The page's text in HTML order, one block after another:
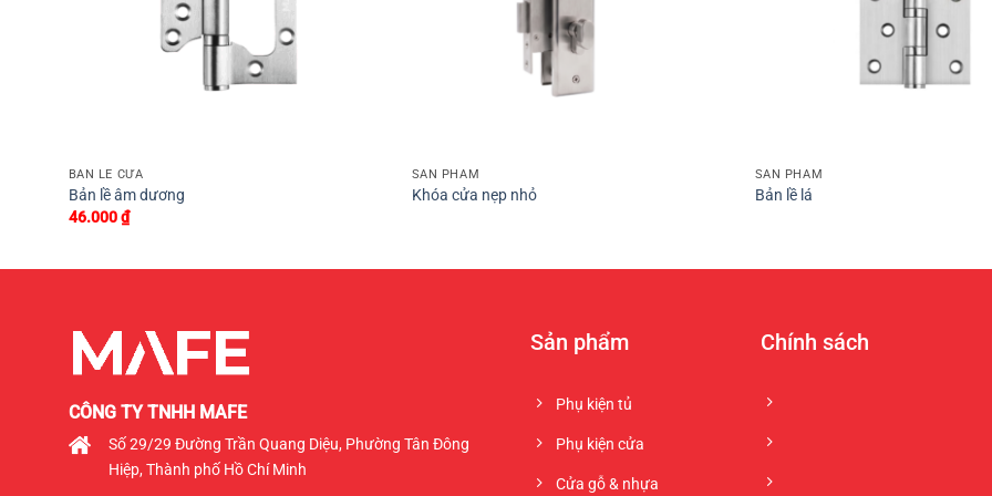
BẢN LỀ CỬA
Bản lề âm dương
46.000₫
SẢN PHẨM
Khóa cửa nẹp nhỏ
SẢN PHẨM
Bản lề lá
CÔNG TY TNHH MAFE
Số 29/29 Đường Trần Quang Diệu, Phường Tân Đông
Hiệp, Thành phố Hồ Chí Minh
Sản phẩm
Phụ kiện tủ
Phụ kiện cửa
Cửa gỗ & nhựa
Chính sách